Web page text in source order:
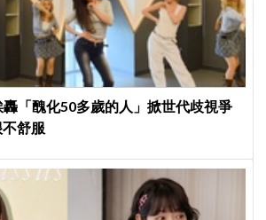
「醜化50多歲的人」掀世代歧視爭
舒服